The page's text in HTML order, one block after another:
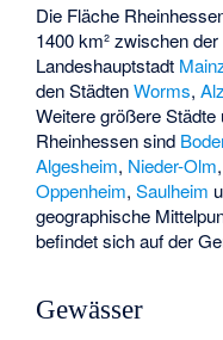
Die Fläche
1400 km² zwischen
Landeshauptstadt
den StädtenWorms,
Weitere größere
Rheinhessen sind
Algesheim, Nieder-Olm,
Oppenheim,Saulheim
geographische
befindet sich auf der
Gewässer